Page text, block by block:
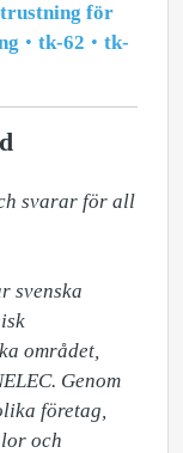
för
tk-62
tk-
svarar för all
svenska
området,
Genom
företag,
och